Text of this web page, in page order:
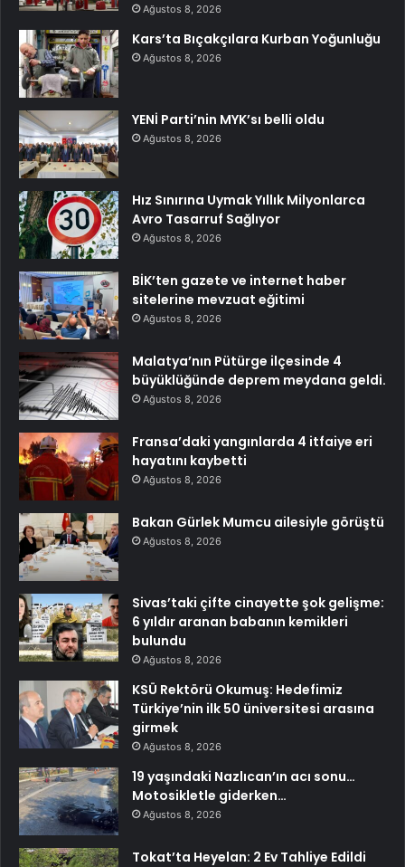
Ağustos 8, 2026
Kars’ta Bıçakçılara Kurban Yoğunluğu
Ağustos 8, 2026
YENİ Parti’nin MYK’sı belli oldu
Ağustos 8, 2026
Hız Sınırına Uymak Yıllık Milyonlarca
Avro Tasarruf Sağlıyor
Ağustos 8, 2026
BİK’ten gazete ve internet haber
sitelerine mevzuat eğitimi
Ağustos 8, 2026
Malatya’nın Pütürge ilçesinde 4
büyüklüğünde deprem meydana geldi.
Ağustos 8, 2026
Fransa’daki yangınlarda 4 itfaiye eri
hayatını kaybetti
Ağustos 8, 2026
Bakan Gürlek Mumcu ailesiyle görüştü
Ağustos 8, 2026
Sivas’taki çifte cinayette şok gelişme:
6 yıldır aranan babanın kemikleri
bulundu
Ağustos 8, 2026
KSÜ Rektörü Okumuş: Hedefimiz
Türkiye’nin ilk 50 üniversitesi arasına
girmek
Ağustos 8, 2026
19 yaşındaki Nazlıcan’ın acı sonu…
Motosikletle giderken…
Ağustos 8, 2026
Tokat’ta Heyelan: 2 Ev Tahliye Edildi